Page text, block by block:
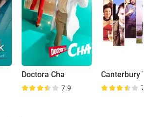
Doctora Cha
7.9
Canterbury
7.2